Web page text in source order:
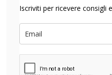
Iscriviti per ricevere consigli